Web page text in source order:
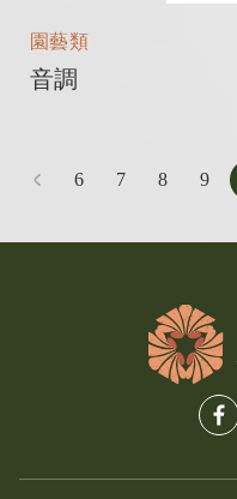
園藝類
音調
6 7 8 9